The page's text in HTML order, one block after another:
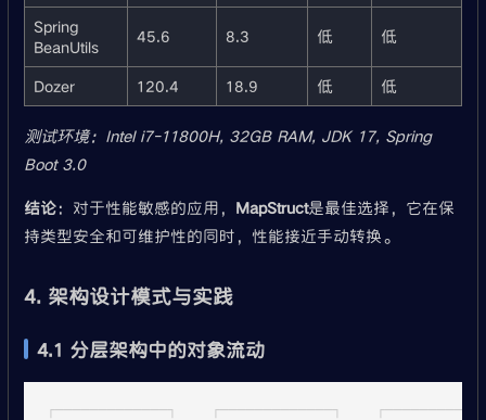
Spring
BeanUtils
45.6 8.3 低 低
Dozer 120.4 18.9 低 低
测试环境：Intel i7-11800H, 32GB RAM, JDK 17, Spring
Boot 3.0
结论：对于性能敏感的应用， MapStruct是最佳选择，它在保
持类型安全和可维护性的同时，性能接近手动转换。
4. 架构设计模式与实践
4.1 分层架构中的对象流动
┌─────────────┐    ┌─────────────┐